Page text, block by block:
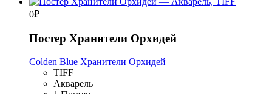
0₽
Постер Хранители Орхидей
Colden Blue Хранители Орхидей
TIFF
Акварель